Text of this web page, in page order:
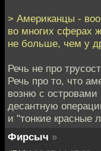
> Американцы -
во многих сферах
не больше, чем у
Речь не про
Речь про то, что
возню с
десантную
и "тонкие красные
Фирсыч »